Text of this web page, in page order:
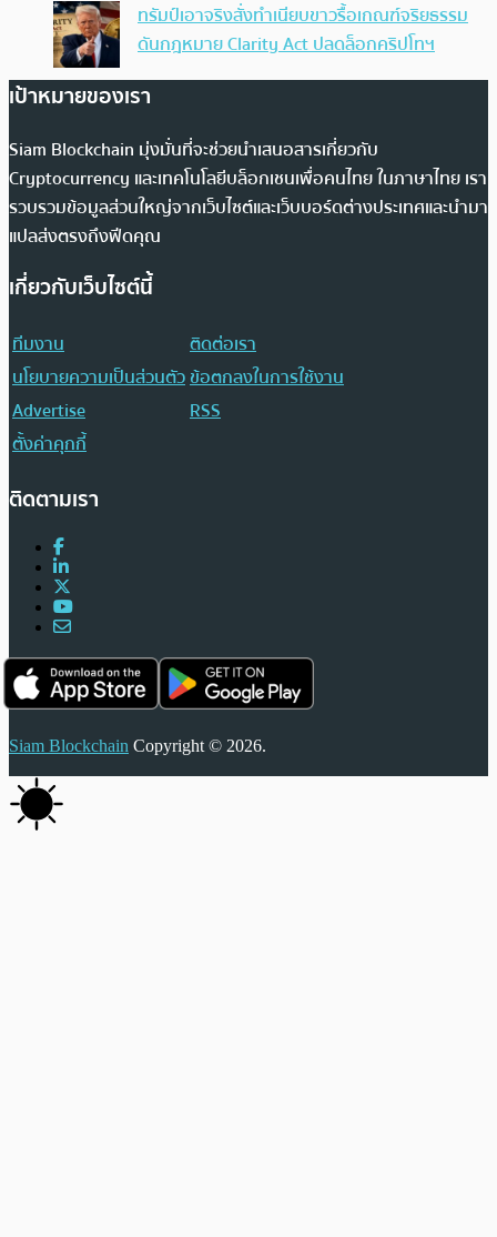
ทรัมป์เอาจริง สั่งทำเนียบขาวรื้อเกณฑ์จริยธรรม
ดันกฎหมาย Clarity Act ปลดล็อกคริปโทฯ
เป้าหมายของเรา
Siam Blockchain มุ่งมั่นที่จะช่วยนำเสนอสารเกี่ยวกับ
Cryptocurrency และเทคโนโลยีบล็อกเชนเพื่อคนไทย ในภาษาไทย เรา
รวบรวมข้อมูลส่วนใหญ่จากเว็บไซต์และเว็บบอร์ดต่างประเทศและนำมา
แปลส่งตรงถึงฟีดคุณ
เกี่ยวกับเว็บไซต์นี้
ทีมงาน
ติดต่อเรา
นโยบายความเป็นส่วนตัวข้อตกลงในการใช้งาน
Advertise
RSS
ตั้งค่าคุกกี้
ติดตามเรา
Siam Blockchain Copyright © 2026.